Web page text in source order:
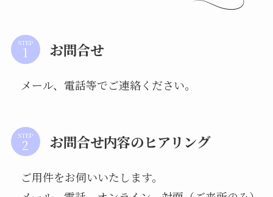
STEP お問合せ
メール、電話等でご連絡ください。
STEP お問合せ内容のヒアリング
ご用件をお伺いいたします。